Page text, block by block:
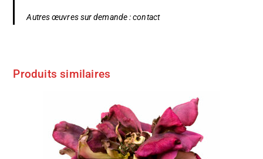
Autres œuvres sur demande :contact
Produits similaires